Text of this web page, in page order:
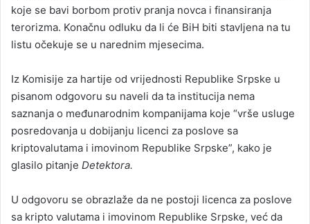
koje se bavi borbom protiv pranja novca i finansiranja
terorizma. Konačnu odluku da li će BiH biti stavljena na tu
listu očekuje se u narednim mjesecima.
Iz Komisije za hartije od vrijednosti Republike Srpske u
pisanom odgovoru su naveli da ta institucija nema
saznanja o međunarodnim kompanijama koje “vrše usluge
posredovanja u dobijanju licenci za poslove sa
kriptovalutama i imovinom Republike Srpske”, kako je
glasilo pitanje Detektora.
U odgovoru se obrazlaže da ne postoji licenca za poslove
sa kripto valutama i imovinom Republike Srpske, već da